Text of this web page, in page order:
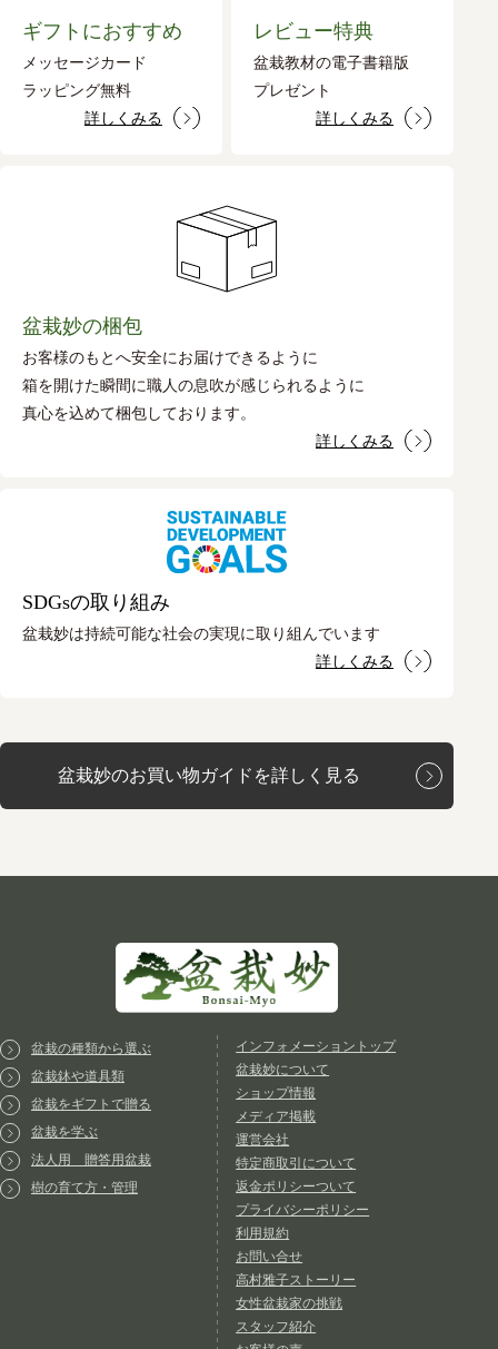
ギフトにおすすめ
メッセージカード
ラッピング無料
詳しくみる
レビュー特典
盆栽教材の電子書籍版
プレゼント
詳しくみる
盆栽妙の梱包
お客様のもとへ安全にお届けできるように
箱を開けた瞬間に職人の息吹が感じられるように
真心を込めて梱包しております。
詳しくみる
SDGsの取り組み
盆栽妙は持続可能な社会の実現に取り組んでいます
詳しくみる
盆栽妙のお買い物ガイドを詳しく見る
盆栽の種類から選ぶ
盆栽鉢や道具類
盆栽をギフトで贈る
盆栽を学ぶ
法人用 贈答用盆栽
樹の育て方・管理
インフォメーショントップ
盆栽妙について
ショップ情報
メディア掲載
運営会社
特定商取引について
返金ポリシーついて
プライバシーポリシー
利用規約
お問い合せ
高村雅子ストーリー
女性盆栽家の挑戦
スタッフ紹介